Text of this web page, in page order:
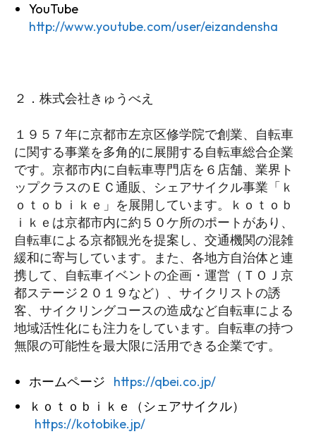
YouTube
http://www.youtube.com/user/eizandensha
２．株式会社きゅうべえ
１９５７年に京都市左京区修学院で創業、自転車
に関する事業を多角的に展開する自転車総合企業
です。京都市内に自転車専門店を６店舗、業界ト
ップクラスのＥＣ通販、シェアサイクル事業「ｋ
ｏｔｏｂｉｋｅ」を展開しています。ｋｏｔｏｂ
ｉｋｅは京都市内に約５０ケ所のポートがあり、
自転車による京都観光を提案し、交通機関の混雑
緩和に寄与しています。また、各地方自治体と連
携して、自転車イベントの企画・運営（ＴＯＪ京
都ステージ２０１９など）、サイクリストの誘
客、サイクリングコースの造成など自転車による
地域活性化にも注力をしています。自転車の持つ
無限の可能性を最大限に活用できる企業です。
ホームページ https://qbei.co.jp/
ｋｏｔｏｂｉｋｅ（シェアサイクル）
https://kotobike.jp/